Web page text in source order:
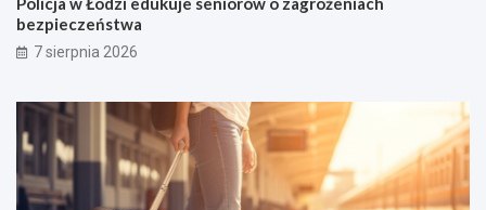
w
c
e
u
m
u
w
z
p
i
e
ń
s
t
bezpieczeństwa
7 sierpnia 2026